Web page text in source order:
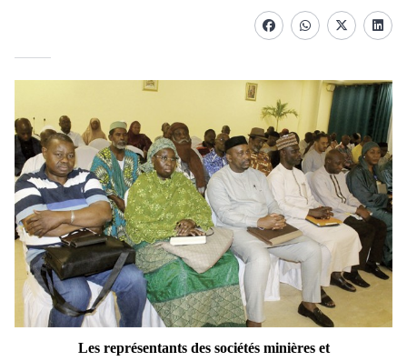
FacebookwhatsappTwitter
Les représentants des sociétés minières et